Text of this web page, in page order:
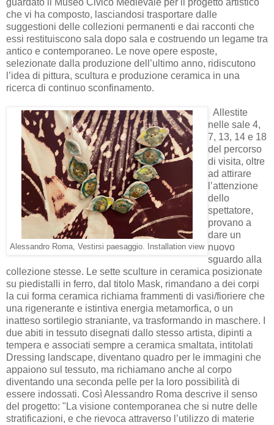
guardato il Museo Civico Medievale per il progetto artistico
che vi ha composto, lasciandosi trasportare dalle
suggestioni delle collezioni permanenti e dai racconti che
essi restituiscono sala dopo sala e costruendo un legame tra
antico e contemporaneo. Le nove opere esposte,
selezionate dalla produzione dell’ultimo anno, ridiscutono
l’idea di pittura, scultura e produzione ceramica in una
ricerca di continuo sconfinamento.
Alessandro Roma, Vestirsi paesaggio. Installation view
Allestite
nelle sale 4,
7, 13, 14 e 18
del percorso
di visita, oltre
ad attirare
l’attenzione
dello
spettatore,
provano a
dare un
nuovo
sguardo alla
collezione stesse. Le sette sculture in ceramica posizionate
su piedistalli in ferro, dal titolo Mask, rimandano a dei corpi
la cui forma ceramica richiama frammenti di vasi/fioriere che
una rigenerante e istintiva energia metamorfica, o un
inatteso sortilegio straniante, va trasformando in maschere. I
due abiti in tessuto disegnati dallo stesso artista, dipinti a
tempera e associati sempre a ceramica smaltata, intitolati
Dressing landscape, diventano quadro per le immagini che
appaiono sul tessuto, ma richiamano anche al corpo
diventando una seconda pelle per la loro possibilità di
essere indossati. Così Alessandro Roma descrive il senso
del progetto: "La visione contemporanea che si nutre delle
stratificazioni, e che rievoca attraverso l’utilizzo di materie